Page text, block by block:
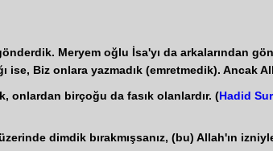
Meryem oğlu İsa'yı da arkalarından
ise, Biz onlara yazmadık (emretmedik). Ancak
onlardan birçoğu da fasık olanlardır. (Hadid
dimdik bırakmışsanız, (bu) Allah'ın